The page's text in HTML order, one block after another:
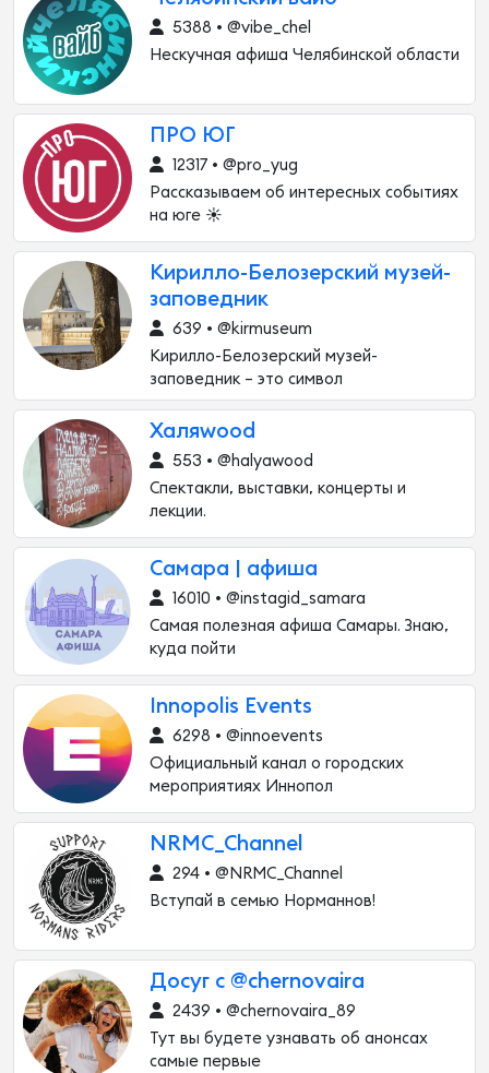
5388 • @vibe_chel
Нескучная афиша Челябинской области
ПРО ЮГ
12317 • @pro_yug
Рассказываем об интересных событиях
на юге ☀️
Кирилло-Белозерский музей-
заповедник
639 • @kirmuseum
Кирилло-Белозерский музей-
заповедник – это символ
Халяwood
553 • @halyawood
Спектакли, выставки, концерты и
лекции.
Самара | афиша
16010 • @instagid_samara
Самая полезная афиша Самары. Знаю,
куда пойти
Innopolis Events
6298 • @innoevents
Официальный канал о городских
мероприятиях Иннопол
NRMC_Channel
294 • @NRMC_Channel
Вступай в семью Норманнов!
Досуг с @chernovaira
2439 • @chernovaira_89
Тут вы будете узнавать об анонсах
самые первые